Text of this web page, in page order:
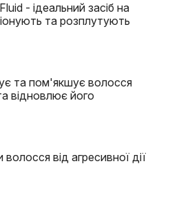
- ідеальний засіб на
та розплутують
та пом'якшує волосся
відновлює його
від агресивної дії